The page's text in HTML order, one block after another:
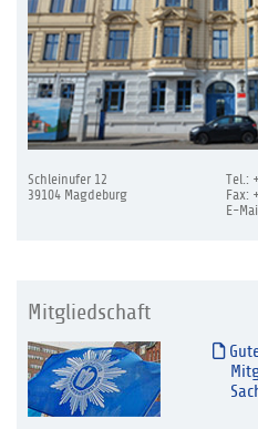
Schleinufer 12
39104 Magdeburg
Tel.:
Fax:
E-
Mitgliedschaft